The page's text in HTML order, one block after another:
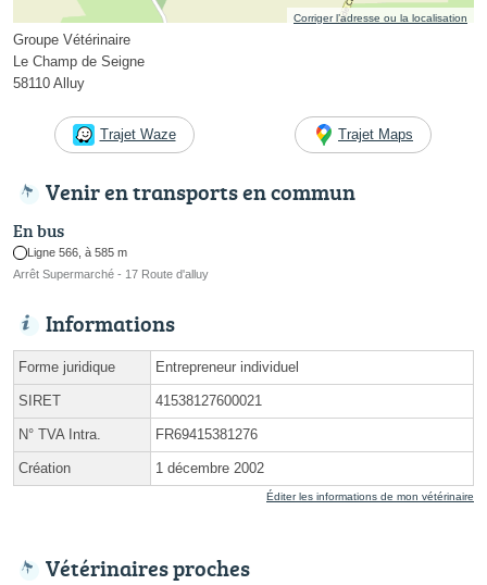
Corriger l’adresse ou la localisation
Groupe Vétérinaire
Le Champ de Seigne
58110 Alluy
Trajet Waze Trajet Maps
Venir en transports en commun
En bus
Ligne 566, à 585 m
Arrêt Supermarché - 17 Route d'alluy
Informations
Forme juridique Entrepreneur individuel
SIRET 41538127600021
N° TVA Intra. FR69415381276
Création 1 décembre 2002
Éditer les informations de mon vétérinaire
Vétérinaires proches